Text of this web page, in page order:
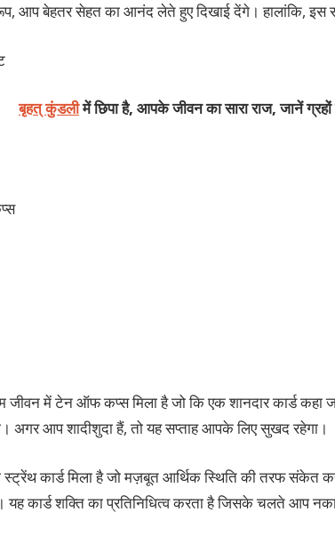
आप बेहतर सेहत का आनंद लेते हुए दिखाई देंगे। हालांकि, इस
बृहत् कुंडलीमें छिपा है, आपके जीवन का सारा राज, जानें ग्रहों
जीवन में टेन ऑफ कप्स मिला है जो कि एक शानदार कार्ड कहा
अगर आप शादीशुदा हैं, तो यह सप्ताह आपके लिए सुखद रहेगा।
कार्ड मिला है जो मज़बूत आर्थिक स्थिति की तरफ संकेत
कार्ड शक्ति का प्रतिनिधित्व करता है जिसके चलते आप